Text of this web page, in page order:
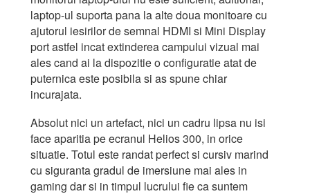
laptop-ul suporta pana la alte doua monitoare cu
ajutorul iesirilor de semnal HDMI si Mini Display
port astfel incat extinderea campului vizual mai
ales cand ai la dispozitie o configuratie atat de
puternica este posibila si as spune chiar
incurajata.
Absolut nici un artefact, nici un cadru lipsa nu isi
face aparitia pe ecranul Helios 300, in orice
situatie. Totul este randat perfect si cursiv marind
cu siguranta gradul de imersiune mai ales in
gaming dar si in timpul lucrului fie ca suntem